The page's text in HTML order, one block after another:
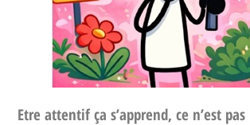
Etre attentif ça s’apprend, ce n’est